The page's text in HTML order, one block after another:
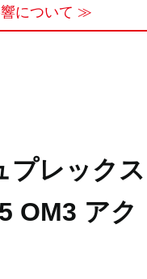
響について ≫
プレックス
OM3 アク